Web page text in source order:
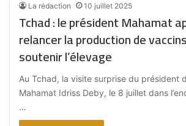
La rédaction 10 juillet 2025
Tchad : le président Mahamat
relancer la production de
soutenir l’élevage
Au Tchad, la visite surprise du président
Mahamat Idriss Deby, le 8 juillet dans
…